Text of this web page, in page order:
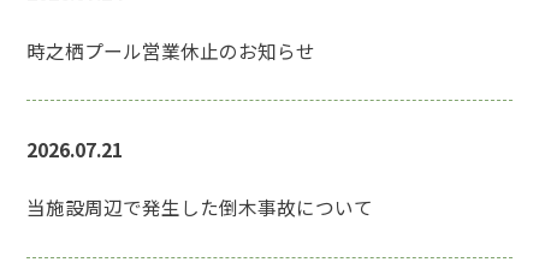
時之栖プール営業休止のお知らせ
2026.07.21
当施設周辺で発生した倒木事故について